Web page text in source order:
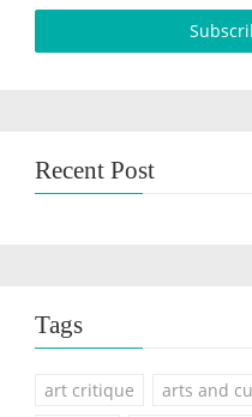
Recent Post
Tags
art critique arts and